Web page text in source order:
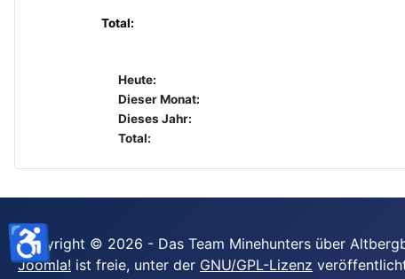
Total:
Heute:
Dieser Monat:
Dieses Jahr:
Total:
Copyright © 2026 - Das Team Minehunters über
Joomla! ist freie, unter der GNU/GPL-Lizenz